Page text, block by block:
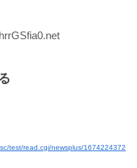
test/read.cgi/newsplus/1674224372